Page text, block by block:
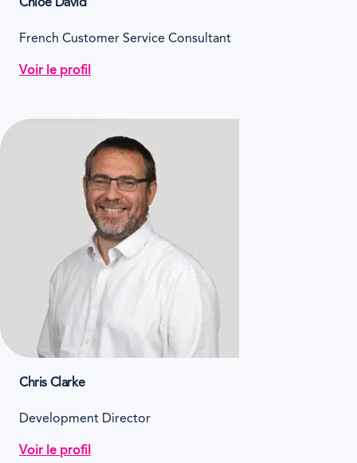
Chloe David
French Customer Service Consultant
Voir le profil
Chris Clarke
Development Director
Voir le profil